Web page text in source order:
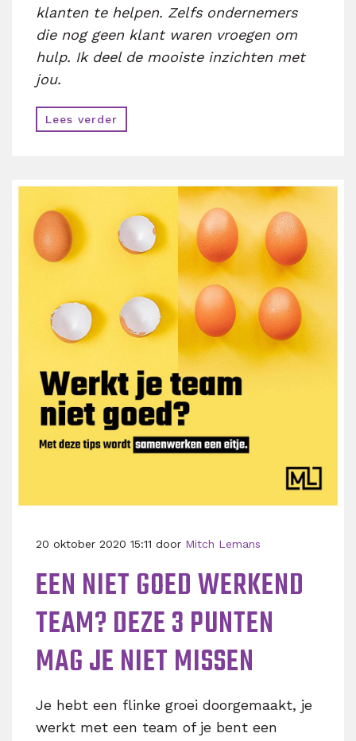
klanten te helpen. Zelfs ondernemers
die nog geen klant waren vroegen om
hulp. Ik deel de mooiste inzichten met
jou.
Lees verder
20 oktober 2020 15:11 door Mitch Lemans
EEN NIET GOED WERKEND
TEAM? DEZE 3 PUNTEN
MAG JE NIET MISSEN
Je hebt een flinke groei doorgemaakt, je
werkt met een team of je bent een